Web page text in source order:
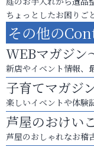
ちょっとしたお困りご
その他の
WEBマガジン
新店やイベント情報、
子育てマガジ
楽しいイベントや体験
芦屋のおけい
芦屋のおしゃれなお稽